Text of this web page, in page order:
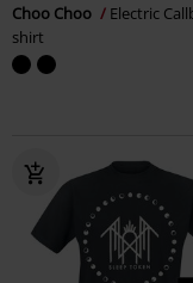
Choo Choo Electric
shirt